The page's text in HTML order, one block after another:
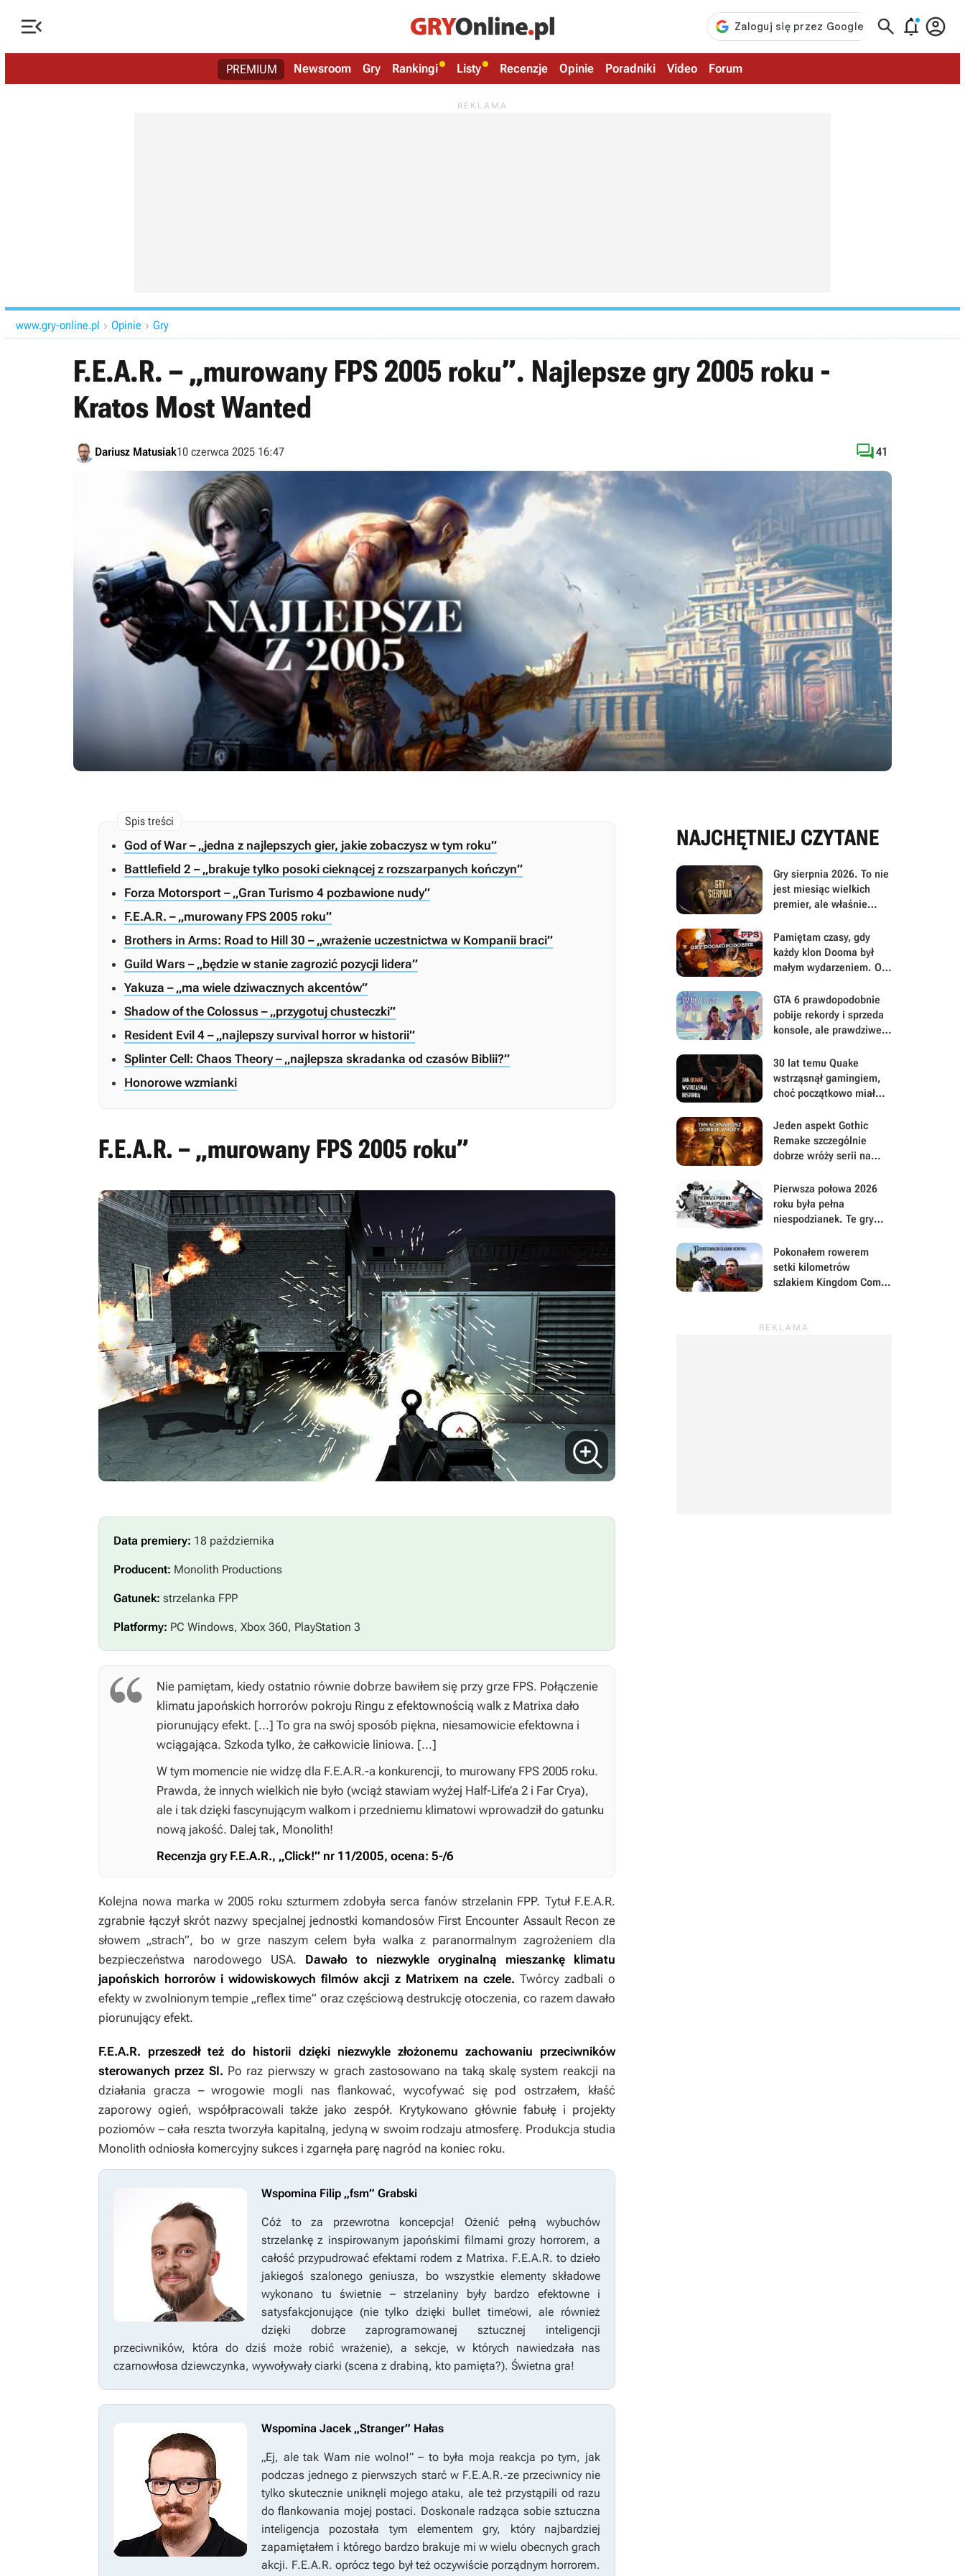
   
PREMIUM Newsroom Gry Rankingi Listy Recenzje Opinie Poradniki Video Forum
www.gry-online.pl  Opinie  Gry
F.E.A.R. – „murowany FPS 2005 roku”. Najlepsze gry 2005 roku -
Kratos Most Wanted
Dariusz Matusiak10 czerwca 2025 16:47 41
God of War – „jedna z najlepszych gier, jakie zobaczysz w tym roku”
Battlefield 2 – „brakuje tylko posoki cieknącej z rozszarpanych kończyn”
Forza Motorsport – „Gran Turismo 4 pozbawione nudy”
F.E.A.R. – „murowany FPS 2005 roku”
Brothers in Arms: Road to Hill 30 – „wrażenie uczestnictwa w Kompanii braci”
Guild Wars – „będzie w stanie zagrozić pozycji lidera”
Yakuza – „ma wiele dziwacznych akcentów”
Shadow of the Colossus – „przygotuj chusteczki”
Resident Evil 4 – „najlepszy survival horror w historii”
Splinter Cell: Chaos Theory – „najlepsza skradanka od czasów Biblii?”
Honorowe wzmianki
F.E.A.R. – „murowany FPS 2005 roku”
Data premiery: 18 października
Producent: Monolith Productions
Gatunek: strzelanka FPP
Platformy: PC Windows, Xbox 360, PlayStation 3
Nie pamiętam, kiedy ostatnio równie dobrze bawiłem się przy grze FPS. Połączenie
klimatu japońskich horrorów pokroju Ringu z efektownością walk z Matrixa dało
piorunujący efekt. [...] To gra na swój sposób piękna, niesamowicie efektowna i
wciągająca. Szkoda tylko, że całkowicie liniowa. [...]
W tym momencie nie widzę dla F.E.A.R.-a konkurencji, to murowany FPS 2005 roku.
Prawda, że innych wielkich nie było (wciąż stawiam wyżej Half-Life’a 2 i Far Crya),
ale i tak dzięki fascynującym walkom i przedniemu klimatowi wprowadził do gatunku
nową jakość. Dalej tak, Monolith!
Recenzja gry F.E.A.R., „Click!” nr 11/2005, ocena: 5-/6
Kolejna nowa marka w 2005 roku szturmem zdobyła serca fanów strzelanin FPP. Tytuł F.E.A.R.
zgrabnie łączył skrót nazwy specjalnej jednostki komandosów First Encounter Assault Recon ze
słowem „strach”, bo w grze naszym celem była walka z paranormalnym zagrożeniem dla
bezpieczeństwa narodowego USA. Dawało to niezwykle oryginalną mieszankę klimatu
japońskich horrorów i widowiskowych filmów akcji z Matrixem na czele. Twórcy zadbali o
efekty w zwolnionym tempie „reflex time” oraz częściową destrukcję otoczenia, co razem dawało
piorunujący efekt.
F.E.A.R. przeszedł też do historii dzięki niezwykle złożonemu zachowaniu przeciwników
sterowanych przez SI. Po raz pierwszy w grach zastosowano na taką skalę system reakcji na
działania gracza – wrogowie mogli nas flankować, wycofywać się pod ostrzałem, kłaść
zaporowy ogień, współpracowali także jako zespół. Krytykowano głównie fabułę i projekty
poziomów – cała reszta tworzyła kapitalną, jedyną w swoim rodzaju atmosferę. Produkcja studia
Monolith odniosła komercyjny sukces i zgarnęła parę nagród na koniec roku.
Wspomina Filip „fsm” Grabski
Cóż to za przewrotna koncepcja! Ożenić pełną wybuchów
strzelankę z inspirowanym japońskimi filmami grozy horrorem, a
całość przypudrować efektami rodem z Matrixa. F.E.A.R. to dzieło
jakiegoś szalonego geniusza, bo wszystkie elementy składowe
wykonano tu świetnie – strzelaniny były bardzo efektowne i
satysfakcjonujące (nie tylko dzięki bullet time’owi, ale również
dzięki dobrze zaprogramowanej sztucznej inteligencji
przeciwników, która do dziś może robić wrażenie), a sekcje, w których nawiedzała nas
czarnowłosa dziewczynka, wywoływały ciarki (scena z drabiną, kto pamięta?). Świetna gra!
Wspomina Jacek „Stranger” Hałas
„Ej, ale tak Wam nie wolno!” – to była moja reakcja po tym, jak
podczas jednego z pierwszych starć w F.E.A.R.-zeprzeciwnicy nie
tylko skutecznie uniknęli mojego ataku, ale też przystąpili od razu
do flankowania mojej postaci. Doskonale radząca sobie sztuczna
inteligencja pozostała tym elementem gry, który najbardziej
zapamiętałem i którego bardzo brakuje mi w wielu obecnych grach
akcji. F.E.A.R. oprócz tego był też oczywiście porządnym horrorem.
NAJCHĘTNIEJ CZYTANE
Gry sierpnia 2026. To nie
jest miesiąc wielkich
premier, ale właśnie
mu się uważniej
Pamiętam czasy, gdy
każdy klon Dooma był
małym wydarzeniem. Oto
FPS-y lat 90.
GTA 6 prawdopodobnie
pobije rekordy i sprzeda
konsole, ale prawdziwe
będą musieli mu
wybaczyć
30 lat temu Quake
wstrząsnął gamingiem,
choć początkowo miał
Jeden aspekt Gothic
Remake szczególnie
dobrze wróży serii na
mają powody do dumy
Pierwsza połowa 2026
roku była pełna
niespodzianek. Te gry
uwagę i Wasz czas
Pokonałem rowerem
setki kilometrów
szlakiem Kingdom Come:
śladów Henryka ze